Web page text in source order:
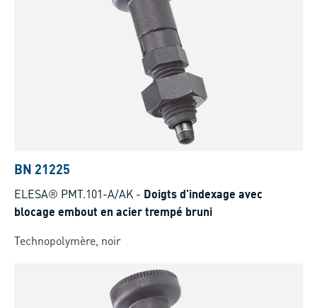
BN 21225
ELESA® PMT.101-A/AK - Doigts d'indexage avec
blocage embout en acier trempé bruni
Technopolymère, noir